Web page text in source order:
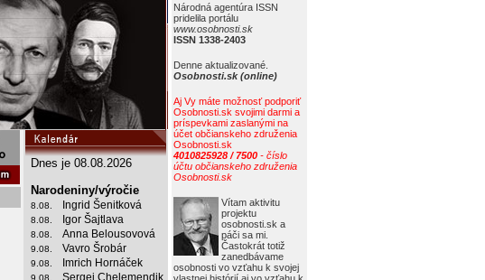
Národná agentúra ISSN
pridelila portálu
www.osobnosti.sk
ISSN 1338-2403
Denne aktualizované.
Osobnosti.sk (online)
Aj Vy máte možnosť podporiť
Osobnosti.sk svojimi darmi a
príspevkami zaslanými na
účet občianskeho združenia
Osobnosti.sk
4010825928 / 7500 - číslo
účtu občianskeho združenia
Osobnosti.sk
Vítam aktivitu
projektu
osobnosti.sk a
páči sa mi.
Častokrát totiž
zanedbávame
osobnosti vo vzťahu k svojej
Dnes je 08.08.2026
Narodeniny/výročie
8.08. Ingrid Šenitková
8.08. Igor Šajtlava
8.08. Anna Belousovová
9.08. Vavro Šrobár
9.08. Imrich Hornáček
9.08. Sergej Chelemendik